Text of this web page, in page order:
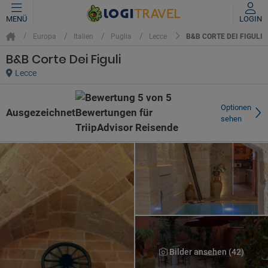
MENÜ LOGIN
Europa Italien Puglia Lecce B&B CORTE DEI FIGULI
B&B Corte Dei Figuli
Lecce
Ausgezeichnet
Optionen
sehen
Bilder ansehen (42)